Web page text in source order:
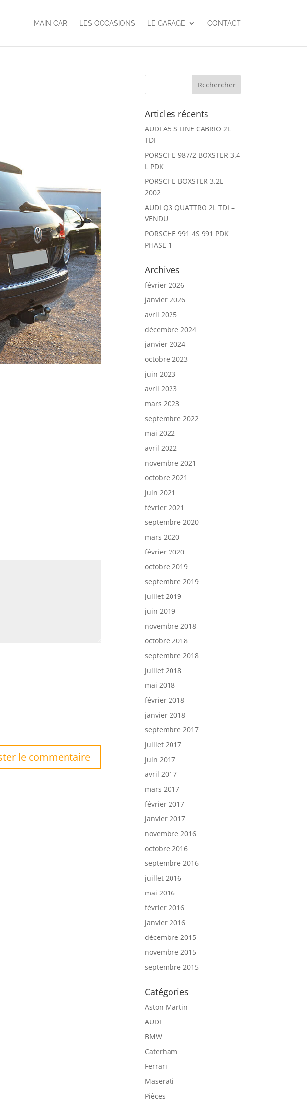
MAIN CAR LES OCCASIONS LE GARAGE CONTACT
Articles récents
AUDI A5 S LINE CABRIO 2L
TDI
PORSCHE 987/2 BOXSTER 3.4
L PDK
PORSCHE BOXSTER 3.2L
2002
AUDI Q3 QUATTRO 2L TDI –
VENDU
PORSCHE 991 4S 991 PDK
PHASE 1
Archives
février 2026
janvier 2026
avril 2025
décembre 2024
janvier 2024
octobre 2023
juin 2023
avril 2023
mars 2023
septembre 2022
mai 2022
avril 2022
novembre 2021
octobre 2021
juin 2021
février 2021
septembre 2020
mars 2020
février 2020
octobre 2019
septembre 2019
juillet 2019
juin 2019
novembre 2018
octobre 2018
septembre 2018
juillet 2018
mai 2018
février 2018
janvier 2018
septembre 2017
juillet 2017
juin 2017
avril 2017
mars 2017
février 2017
janvier 2017
novembre 2016
octobre 2016
septembre 2016
juillet 2016
mai 2016
février 2016
janvier 2016
décembre 2015
novembre 2015
septembre 2015
Catégories
Aston Martin
AUDI
BMW
Caterham
Ferrari
Maserati
Pièces